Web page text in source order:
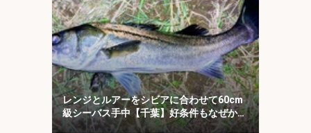
レンジとルアーをシビアに合わせて60cm
級シーバス手中【千葉】好条件もなぜか苦
戦